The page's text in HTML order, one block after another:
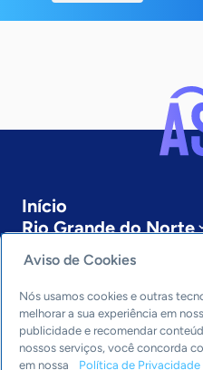
Início
Rio Grande do Norte
Sobre a ASN
Últimas notícias
Entre em contato
Editorias
Economia & Política
Aviso de Cookies
Nós usamos cookies e outras
melhorar a sua experiência em
publicidade e recomendar
nossos serviços, você concorda
em nossa
Política de Privacidade